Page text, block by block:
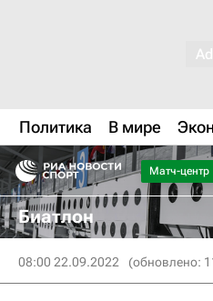
Политика В мире
Матч-центр
Биатлон
08:00 22.09.2022 (обновлено: